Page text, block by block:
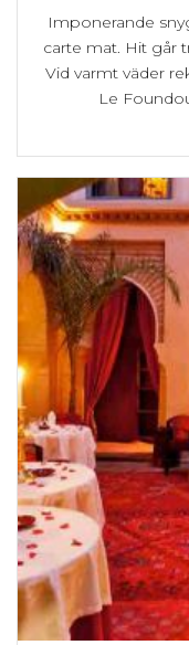
Imponerande
carte mat. Hit går
Vid varmt väder
Le